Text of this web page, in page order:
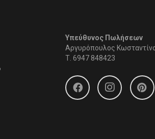
Υπεύθυνος Πωλήσεων
Αργυρόπουλος
Τ. 6947 848423